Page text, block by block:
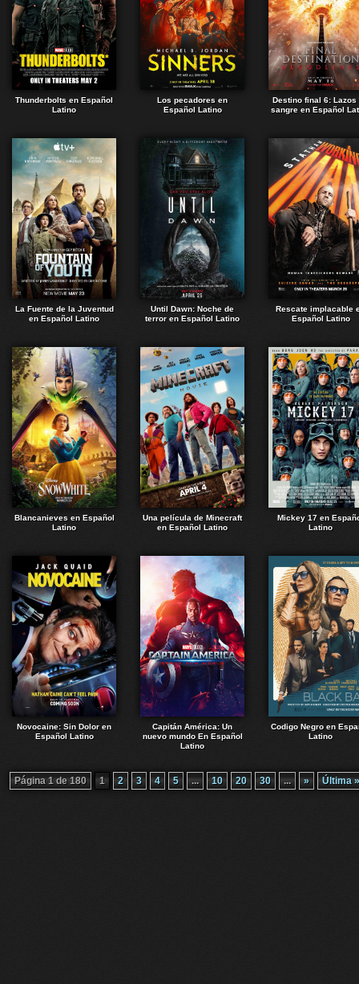
Thunderbolts en Español
Latino
Los pecadores en
Español Latino
Destino final 6: Lazos
sangre en Español
La Fuente de la Juventud
en Español Latino
Until Dawn: Noche de
terror en Español Latino
Rescate implacable
Español Latino
Blancanieves en Español
Latino
Una película de Minecraft
en Español Latino
Mickey 17 en
Latino
Novocaine: Sin Dolor en
Español Latino
Capitán América: Un
nuevo mundo En Español
Latino
Codigo Negro en
Latino
Página 1 de 180 1 2 3 4 5 ... 10 20 30 ... » Última »